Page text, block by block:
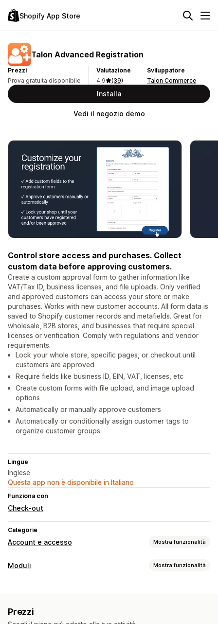
Shopify App Store
Talon Advanced Registration
Prezzi
Prova gratuita disponibile
Valutazione
4,9
(39)
Sviluppatore
Talon Commerce
Installa
Vedi il negozio demo
Control store access and purchases. Collect
custom data before approving customers.
Create a custom approval form to gather information like
VAT/Tax ID, business licenses, and file uploads. Only verified
and approved customers can access your store or make
purchases. Works with new customer accounts. All form data is
saved to Shopify customer records and metafields. Great for
wholesale, B2B stores, and businesses that require special
licenses or verification. Comply with regulations and vendor
requirements.
Lock your whole store, specific pages, or checkout until
customers are approved
Require fields like business ID, EIN, VAT, licenses, etc
Create custom forms with file upload, and image upload
options
Automatically or manually approve customers
Automatically or conditionally assign customer tags to
organize customer groups
Lingue
Inglese
Questa app non è disponibile in Italiano
Funziona con
Check-out
Categorie
Account e accesso Mostra funzionalità
Gestione account
Controllo di accesso
Approva le richieste
Limita l’accesso
Moduli Mostra funzionalità
Prezzi